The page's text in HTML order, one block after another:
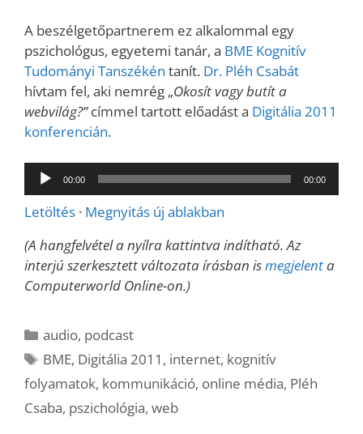
A beszélgetőpartnerem ez alkalommal egy
pszichológus, egyetemi tanár, a BME Kognitív
Tudományi Tanszékén tanít. Dr. Pléh Csabát
hívtam fel, aki nemrég „Okosít vagy butít a
webvilág?”címmel tartott előadást a Digitália 2011
konferencián.
Audió
lejátszó
00:00 00:00
Letöltés · Megnyitás új ablakban
(A hangfelvétel a nyílra kattintva indítható. Az
interjú szerkesztett változata írásban ismegjelenta
Computerworld Online-on.)
Kategória
audio, podcast
Címkék
BME, Digitália 2011 , internet, kognitív
folyamatok, kommunikáció, online média, Pléh
Csaba, pszichológia, web